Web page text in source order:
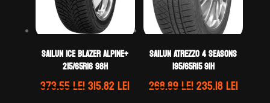
Sailun ICE BLAZER ALPINE+
215/65R16 98H
373.55leiPrețul
315.82leiPrețul
Sailun ATREZZO 4 SEASONS
195/65R15 91H
268.89leiPrețul
235.18leiPrețul